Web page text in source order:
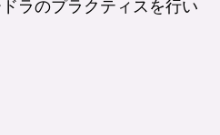
ラのプラクティスを行い